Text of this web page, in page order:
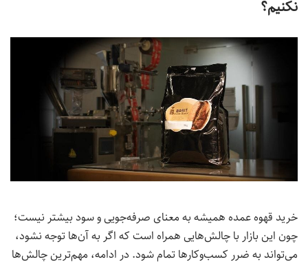
نکنیم؟
خرید قهوه عمده همیشه به معنای صرفه‌جویی و سود بیشتر نیست؛
چون این بازار با چالش‌هایی همراه است که اگر به آن‌ها توجه نشود،
می‌تواند به ضرر کسب‌وکارها تمام شود. در ادامه، مهم‌ترین چالش‌ها